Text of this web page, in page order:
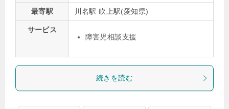
最寄駅 川名駅 吹上駅(愛知県)
サービス
障害児相談支援
続きを読む